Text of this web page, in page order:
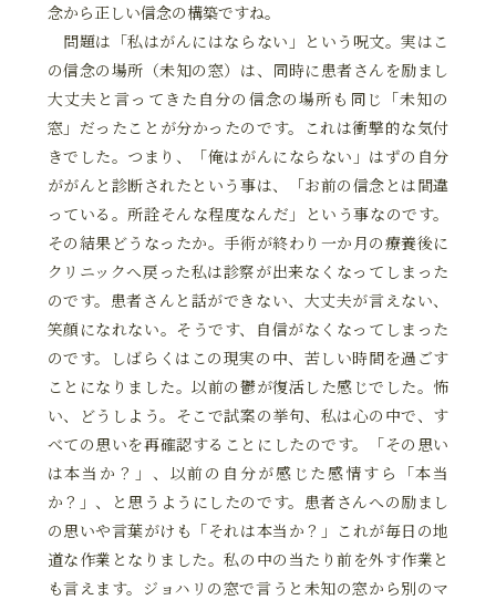
念から正しい信念の構築ですね。
問題は「私はがんにはならない」という呪文。実はこ
の信念の場所（未知の窓）は、同時に患者さんを励まし
大丈夫と言ってきた自分の信念の場所も同じ「未知の
窓」だったことが分かったのです。これは衝撃的な気付
きでした。つまり、「俺はがんにならない」はずの自分
ががんと診断されたという事は、「お前の信念とは間違
っている。所詮そんな程度なんだ」という事なのです。
その結果どうなったか。手術が終わり一か月の療養後に
クリニックへ戻った私は診察が出来なくなってしまった
のです。患者さんと話ができない、大丈夫が言えない、
笑顔になれない。そうです、自信がなくなってしまった
のです。しばらくはこの現実の中、苦しい時間を過ごす
ことになりました。以前の鬱が復活した感じでした。怖
い、どうしよう。そこで試案の挙句、私は心の中で、す
べての思いを再確認することにしたのです。「その思い
は本当か？」、以前の自分が感じた感情すら「本当
か？」、と思うようにしたのです。患者さんへの励まし
の思いや言葉がけも「それは本当か？」これが毎日の地
道な作業となりました。私の中の当たり前を外す作業と
も言えます。ジョハリの窓で言うと未知の窓から別のマ